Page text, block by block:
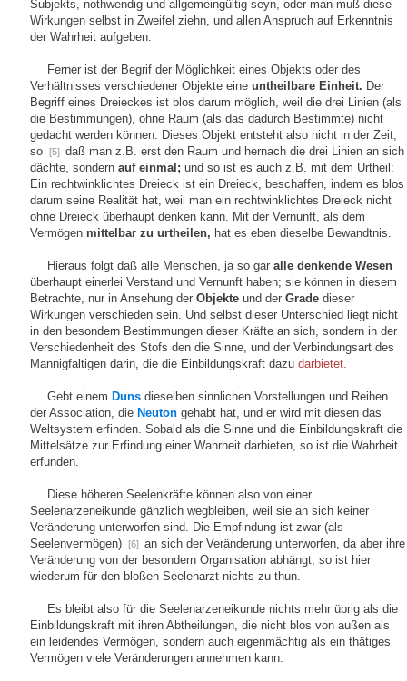
Subjekts, nothwendig und allgemeingültig seyn, oder man muß diese
Wirkungen selbst in Zweifel ziehn, und allen Anspruch auf Erkenntnis
der Wahrheit aufgeben.
Ferner ist der Begrif der Möglichkeit eines Objekts oder des
Verhältnisses verschiedener Objekte eine untheilbare Einheit. Der
Begriff eines Dreieckes ist blos darum möglich, weil die drei Linien (als
die Bestimmungen), ohne Raum (als das dadurch Bestimmte) nicht
gedacht werden können. Dieses Objekt entsteht also nicht in der Zeit,
so
[5] daß man z.B. erst den Raum und hernach die drei Linien an sich
dächte, sondern auf einmal; und so ist es auch z.B. mit dem Urtheil:
Ein rechtwinklichtes Dreieck ist ein Dreieck, beschaffen, indem es blos
darum seine Realität hat, weil man ein rechtwinklichtes Dreieck nicht
ohne Dreieck überhaupt denken kann. Mit der Vernunft, als dem
Vermögen mittelbar zu urtheilen, hat es eben dieselbe Bewandtnis.
Hieraus folgt daß alle Menschen, ja so garalle denkende Wesen
überhaupt einerlei Verstand und Vernunft haben; sie können in diesem
Betrachte, nur in Ansehung der Objekte und der Grade dieser
Wirkungen verschieden sein. Und selbst dieser Unterschied liegt nicht
in den besondern Bestimmungen dieser Kräfte an sich, sondern in der
Verschiedenheit des Stofs den die Sinne, und der Verbindungsart des
Mannigfaltigen darin, die die Einbildungskraft dazu darbietet.
Gebt einem Duns dieselben sinnlichen Vorstellungen und Reihen
der Association, die Neuton gehabt hat, und er wird mit diesen das
Weltsystem erfinden. Sobald als die Sinne und die Einbildungskraft die
Mittelsätze zur Erfindung einer Wahrheit darbieten, so ist die Wahrheit
erfunden.
Diese höheren Seelenkräfte können also von einer
Seelenarzeneikunde gänzlich wegbleiben, weil sie an sich keiner
Veränderung unterworfen sind. Die Empfindung ist zwar (als
Seelenvermögen)
[6] an sich der Veränderung unterworfen, da aber ihre
Veränderung von der besondern Organisation abhängt, so ist hier
wiederum für den bloßen Seelenarzt nichts zu thun.
Es bleibt also für die Seelenarzeneikunde nichts mehr übrig als die
Einbildungskraft mit ihren Abtheilungen, die nicht blos von außen als
ein leidendes Vermögen, sondern auch eigenmächtig als ein thätiges
Vermögen viele Veränderungen annehmen kann.